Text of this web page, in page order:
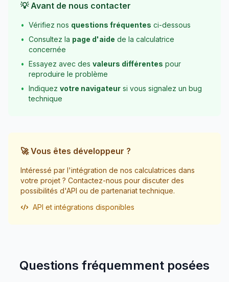
💡 Avant de nous contacter
• Vérifiez nos questions fréquentes ci-dessous
• Consultez la page d'aide de la calculatrice
concernée
• Essayez avec des valeurs différentes pour
reproduire le problème
• Indiquez votre navigateur si vous signalez un bug
technique
🚀 Vous êtes développeur ?
Intéressé par l'intégration de nos calculatrices dans
votre projet ? Contactez-nous pour discuter des
possibilités d'API ou de partenariat technique.
API et intégrations disponibles
Questions fréquemment posées